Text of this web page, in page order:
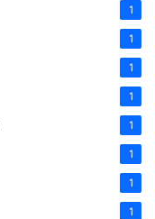
1
1
1
1
1
1
1
1